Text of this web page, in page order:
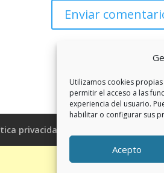
Utilizamos cookies
permitir el acceso a las
experiencia del usuario.
habilitar o configurar sus
Acepto
privacidad RSS